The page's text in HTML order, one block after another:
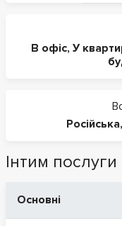
В офіс, У
Російська,
Інтим послуги
Основні